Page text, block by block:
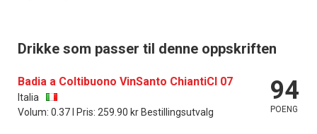
Drikke som passer til denne oppskriften
Badia a Coltibuono VinSanto ChiantiCl 07
Italia
Volum: 0.37 l Pris: 259.90 kr Bestillingsutvalg
94
POENG